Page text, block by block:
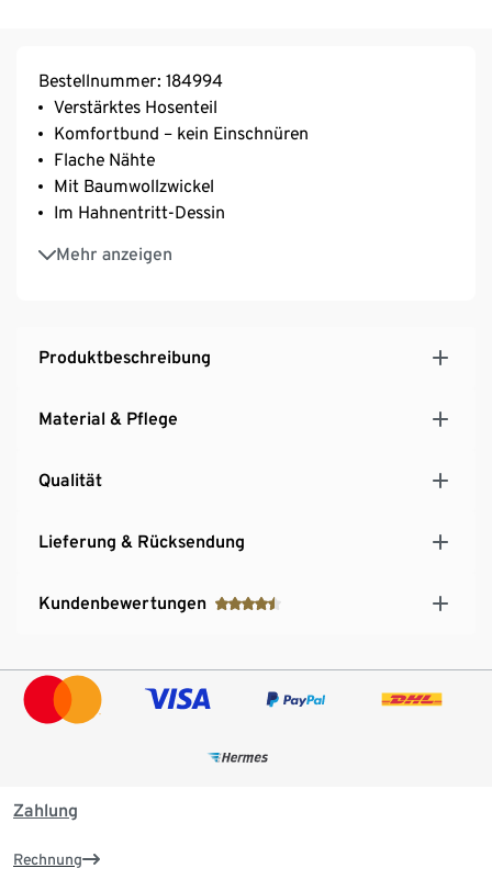
Bestellnummer: 184994
Verstärktes Hosenteil
Komfortbund – kein Einschnüren
Flache Nähte
Mit Baumwollzwickel
Im Hahnentritt-Dessin
Mehr anzeigen
Mit Elasthan: formbeständig, perfekter Sitz, hoher
Tragekomfort
Produktbeschreibung
Material & Pflege
Qualität
Lieferung & Rücksendung
Kundenbewertungen
Zahlung
Rechnung